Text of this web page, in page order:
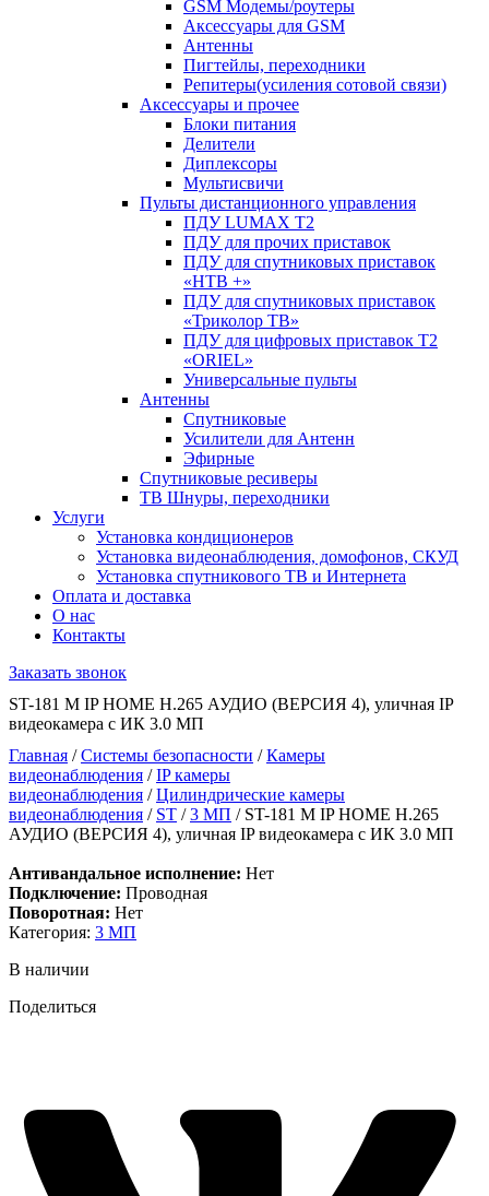
GSM Модемы/роутеры
Аксессуары для GSM
Антенны
Пигтейлы, переходники
Репитеры(усиления сотовой связи)
Аксессуары и прочее
Блоки питания
Делители
Диплексоры
Мультисвичи
Пульты дистанционного управления
ПДУ LUMAX Т2
ПДУ для прочих приставок
ПДУ для спутниковых приставок
«НТВ +»
ПДУ для спутниковых приставок
«Триколор ТВ»
ПДУ для цифровых приставок Т2
«ORIEL»
Универсальные пульты
Антенны
Спутниковые
Усилители для Антенн
Эфирные
Спутниковые ресиверы
ТВ Шнуры, переходники
Услуги
Установка кондиционеров
Установка видеонаблюдения, домофонов, СКУД
Установка спутникового ТВ и Интернета
Оплата и доставка
О нас
Контакты
Заказать звонок
ST-181 M IP HOME H.265 АУДИО (ВЕРСИЯ 4), уличная IP
видеокамера с ИК 3.0 МП
Главная /Системы безопасности /Камеры
видеонаблюдения /IP камеры
видеонаблюдения /Цилиндрические камеры
видеонаблюдения / ST /3 МП / ST-181 M IP HOME H.265
АУДИО (ВЕРСИЯ 4), уличная IP видеокамера с ИК 3.0 МП
Антивандальное исполнение: Нет
Подключение: Проводная
Поворотная: Нет
Категория: 3 МП
В наличии
Поделиться